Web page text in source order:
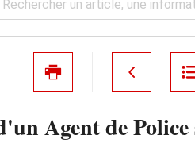
Agent de